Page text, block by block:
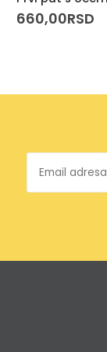
660,00RSD
adresa
*